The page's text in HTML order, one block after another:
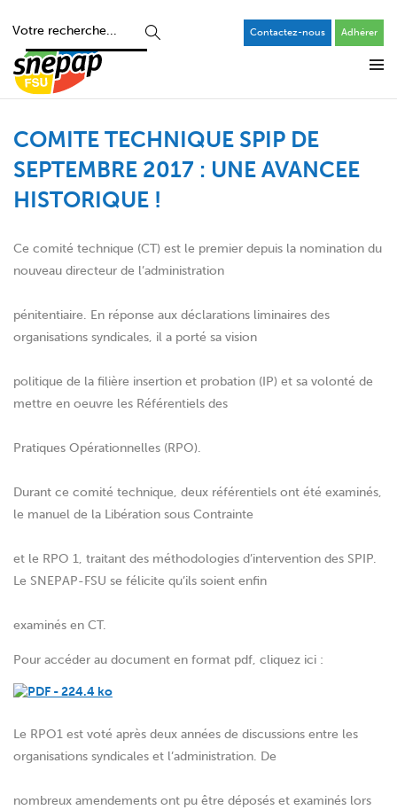
Contactez-nous Adhérer
COMITE TECHNIQUE SPIP DE
SEPTEMBRE 2017 : UNE AVANCEE
HISTORIQUE !
Ce comité technique (CT) est le premier depuis la nomination du
nouveau directeur de l’administration
pénitentiaire. En réponse aux déclarations liminaires des
organisations syndicales, il a porté sa vision
politique de la filière insertion et probation (IP) et sa volonté de
mettre en oeuvre les Référentiels des
Pratiques Opérationnelles (RPO).
Durant ce comité technique, deux référentiels ont été examinés,
le manuel de la Libération sous Contrainte
et le RPO 1, traitant des méthodologies d’intervention des SPIP.
Le SNEPAP-FSU se félicite qu’ils soient enfin
examinés en CT.
Pour accéder au document en format pdf, cliquez ici :
Le RPO1 est voté après deux années de discussions entre les
organisations syndicales et l’administration. De
nombreux amendements ont pu être déposés et examinés lors